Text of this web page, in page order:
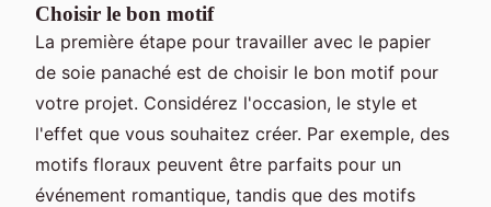
Choisir le bon motif
La première étape pour travailler avec le papier
de soie panaché est de choisir le bon motif pour
votre projet. Considérez l'occasion, le style et
l'effet que vous souhaitez créer. Par exemple, des
motifs floraux peuvent être parfaits pour un
événement romantique, tandis que des motifs